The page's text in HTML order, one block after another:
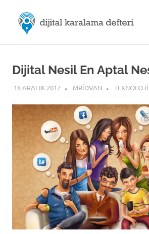
content
Dijital Nesil En Aptal
18 ARALIK 2017 MRIDVAN TEKNOLOJI